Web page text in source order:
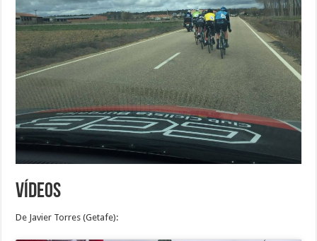
Vídeos
De Javier Torres (Getafe):